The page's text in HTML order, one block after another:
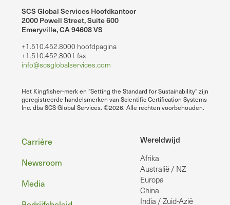
SCS Global Services Hoofdkantoor
2000 Powell Street, Suite 600
Emeryville, CA 94608 VS
+1.510.452.8000 hoofdpagina
+1.510.452.8001 fax
info@scsglobalservices.com
Het Kingfisher-merk en "Setting the Standard for Sustainability" zijn
geregistreerde handelsmerken van Scientific Certification Systems
Inc. dba SCS Global Services. ©2026. Alle rechten voorbehouden.
Wereldwijd
Afrika
Australië / NZ
Europa
China
India / Zuid-Azië
Voettekst
Carrière
Newsroom
Media